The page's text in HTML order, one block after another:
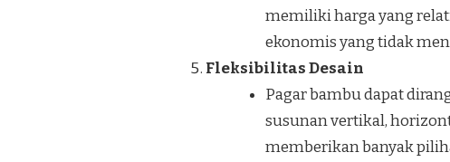
memiliki harga yang
ekonomis yang tidak
Fleksibilitas Desain
Pagar bambu dapat
susunan vertikal,
memberikan banyak